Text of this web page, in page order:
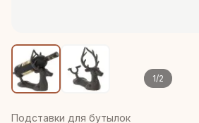
1/2
Подставки для бутылок